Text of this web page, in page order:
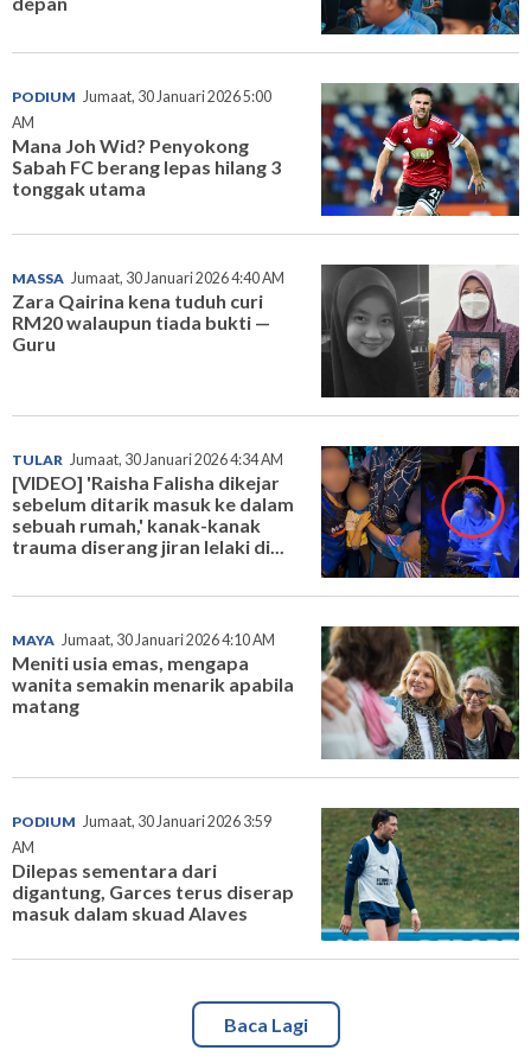
PODIUM Jumaat, 30 Januari 2026 5:00
AM
Mana Joh Wid? Penyokong
Sabah FC berang lepas hilang 3
tonggak utama
MASSA Jumaat, 30 Januari 2026 4:40 AM
Zara Qairina kena tuduh curi
RM20 walaupun tiada bukti —
Guru
TULAR Jumaat, 30 Januari 2026 4:34 AM
[VIDEO] 'Raisha Falisha dikejar
sebelum ditarik masuk ke dalam
sebuah rumah,' kanak-kanak
trauma diserang jiran lelaki di...
MAYA Jumaat, 30 Januari 2026 4:10 AM
Meniti usia emas, mengapa
wanita semakin menarik apabila
matang
PODIUM Jumaat, 30 Januari 2026 3:59
AM
Dilepas sementara dari
digantung, Garces terus diserap
masuk dalam skuad Alaves
Baca Lagi